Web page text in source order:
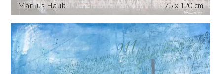
Markus Haub
75 x 120 cm